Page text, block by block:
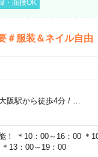
・面接OK
＃服装＆ネイル自由
大阪駅から徒歩4分/
＊10：00～16：00 ＊
13：00～19：00